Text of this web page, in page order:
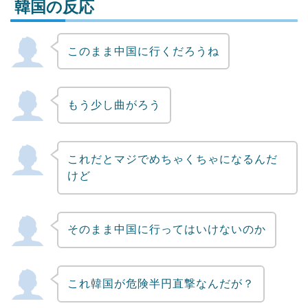
Powered by livedoor 相互RSS
韓国の反応
このまま中国に行くだろうね
もう少し曲がろう
これだとマジでめちゃくちゃになるんだ
けど
そのまま中国に行ってはいけないのか
これ韓国が危険半円直撃なんだが？